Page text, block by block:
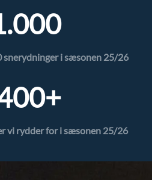
snerydninger i sæsonen 25/26
vi rydder for i sæsonen 25/26